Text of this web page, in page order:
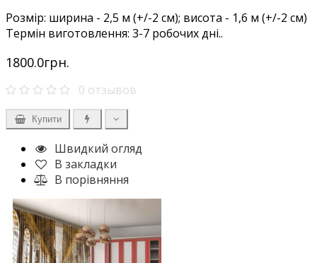
Розмір: ширина - 2,5 м (+/-2 см); висота - 1,6 м (+/-2 см)
Термін виготовлення: 3-7 робочих дні..
1800.0грн.
0 отзывов
Купити
Швидкий огляд
В закладки
В порівняння